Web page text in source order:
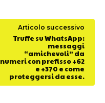
Articolo successivo
Truffe su WhatsApp:
messaggi
“amichevoli” da
numeri con prefisso +62
e +370 e come
proteggersi da esse.